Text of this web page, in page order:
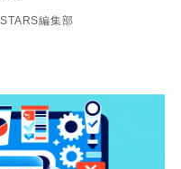
編集部